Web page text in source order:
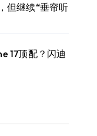
但继续“垂帘听
17顶配？闪迪